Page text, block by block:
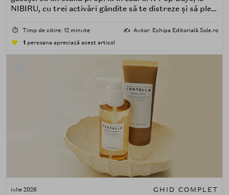
NIBIRU, cu trei activări gândite să te distreze și să pleci
⏱️ Timp de citire: 12 minute ✍️ Autor: Echipa Editorială Sole.ro
1 persoana apreciază acest articol
iulie 2026 GHID COMPLET